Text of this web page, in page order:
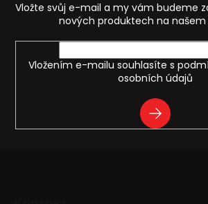
Vložte svůj e-mail a my vám budeme
nových produktech na
Vložením e-mailu souhlasíte s
osobních údajů
PŘIHLÁSIT
SE